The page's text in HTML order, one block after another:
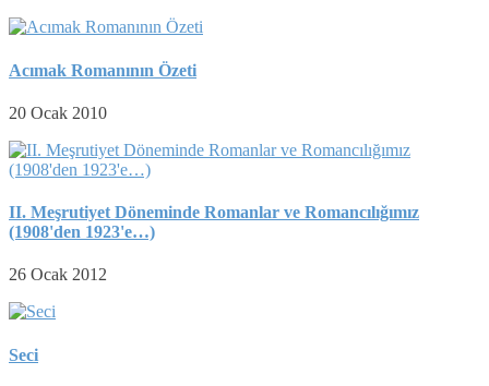
Acımak Romanının Özeti
20 Ocak 2010
II. Meşrutiyet Döneminde Romanlar ve Romancılığımız
(1908'den 1923'e…)
26 Ocak 2012
Seci